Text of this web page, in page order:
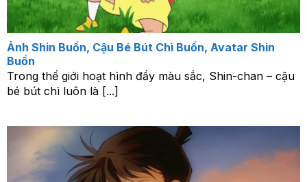
Ảnh Shin Buồn, Cậu Bé Bút Chì Buồn, Avatar Shin
Buồn
Trong thế giới hoạt hình đầy màu sắc, Shin-chan – cậu
bé bút chì luôn là [...]